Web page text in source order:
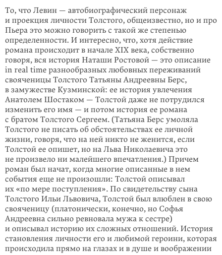
То, что Левин — автобиографический персонаж
и проекция личности Толстого, общеизвестно, но и про
Пьера это можно говорить с такой же степенью
опреде­ленности. И интересно, что, хотя действие
романа происходит в начале XIX ве­ка, собственно
говоря, вся история Наташи Ростовой — это описание
in real time разнообразных любовных переживаний
свояченицы Толстого Татьяны Андреевны Берс,
в замужестве Кузминской: ее история увлечения
Анатолем Шостаком — Толстой даже не потрудился
изменить его имя — и потом история ее романа
с братом Толстого Сергеем. (Татьяна Берс умоляла
Толстого не пи­сать об обстоятельствах ее личной
жизни, говоря, что на ней никто не женится, если
Толстой ее опишет, но на Льва Николаевича это
не произвело ни малей­ше­го впечатления.) Причем
роман был начат, когда многие описанные в нем
события еще не произошли: Толстой описывал
их «по мере поступления». По сви­детельству сына
Толстого Ильи Львовича, Толстой был влюблен в свою
свояченицу (платонически, конечно, но Софья
Андреевна сильно ревновала мужа к сестре)
и описывал историю их сложных отношений. История
ста­но­вле­ния личности его и любимой героини, которая
происходила прямо на гла­зах и в душе и воображении